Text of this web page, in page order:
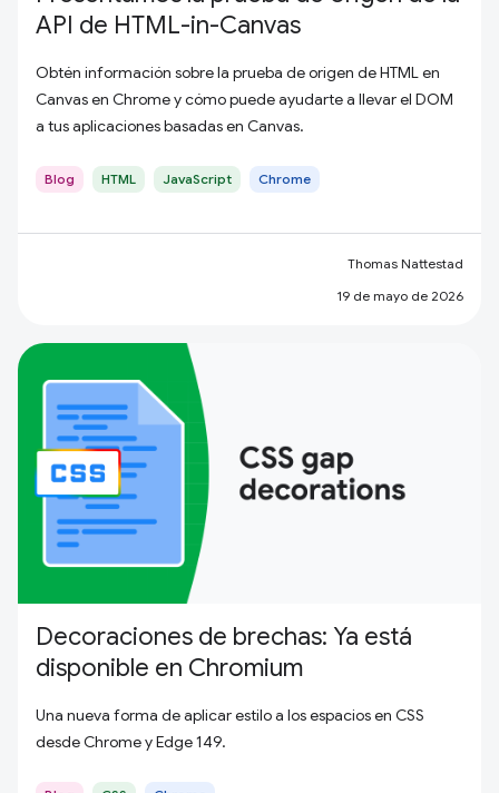
API de HTML-in-Canvas
Obtén información sobre la prueba de origen de HTML en
Canvas en Chrome y cómo puede ayudarte a llevar el DOM
a tus aplicaciones basadas en Canvas.
Blog HTML JavaScript Chrome
Thomas Nattestad
19 de mayo de 2026
Decoraciones de brechas: Ya está
disponible en Chromium
Una nueva forma de aplicar estilo a los espacios en CSS
desde Chrome y Edge 149.